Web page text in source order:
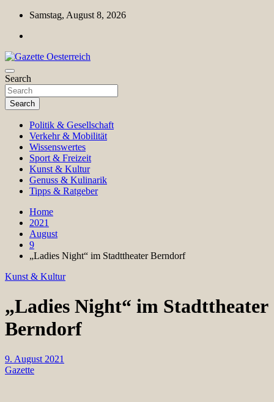
Skip
content
Samstag, August 8, 2026
Gazette Oesterreich
Magazin für Freizeit, Politik, Kultur & Wissenschaft
Search
Search
Politik & Gesellschaft
Verkehr & Mobilität
Wissenswertes
Sport & Freizeit
Kunst & Kultur
Genuss & Kulinarik
Tipps & Ratgeber
Home
2021
August
9
„Ladies Night“ im Stadttheater Berndorf
Kunst & Kultur
„Ladies Night“ im Stadttheater
Berndorf
9. August 2021
Gazette